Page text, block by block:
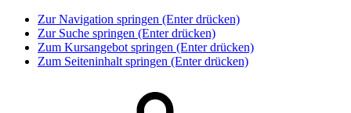
Zur Navigation springen (Enter drücken)
Zur Suche springen (Enter drücken)
Zum Kursangebot springen (Enter drücken)
Zum Seiteninhalt springen (Enter drücken)